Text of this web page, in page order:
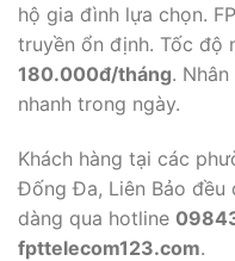
hộ gia đình lựa chọn.
truyền ổn định. Tốc độ
180.000đ/tháng.
nhanh trong ngày.
Khách hàng tại các
Đống Đa, Liên Bảo
dàng qua hotline
fpttelecom123.com.